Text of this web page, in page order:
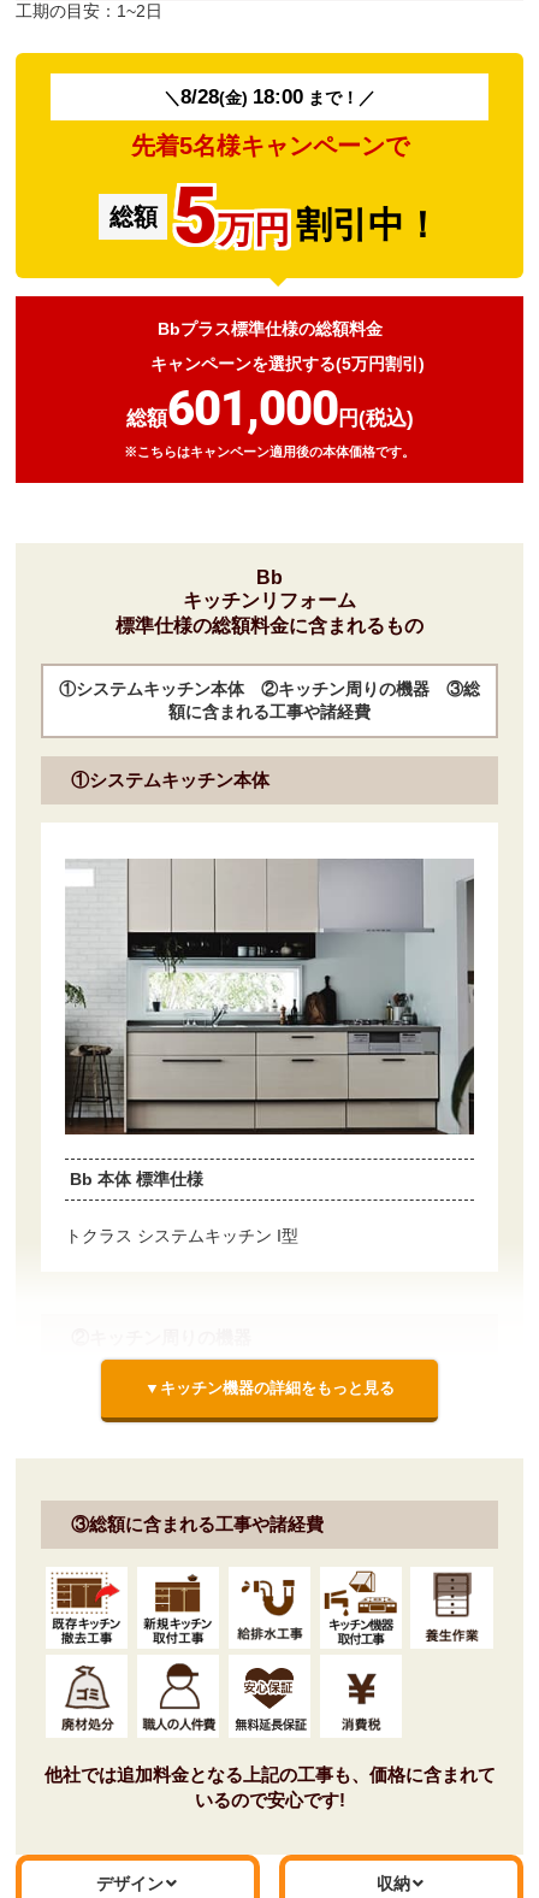
工期の目安：1~2日
＼8/28(金) 18:00 まで！／
先着5名様キャンペーンで
総額 5万円 割引中！
Bbプラス標準仕様の総額料金
キャンペーンを選択する(5万円割引)
総額601,000円(税込)
※こちらはキャンペーン適用後の本体価格です。
▼キッチン機器の詳細をもっと見る
Bb
キッチンリフォーム
標準仕様の総額料金に含まれるもの
①システムキッチン本体 ②キッチン周りの機器 ③総
額に含まれる工事や諸経費
①システムキッチン本体
Bb 本体 標準仕様
トクラス システムキッチン I型
扉カラー
グループ1
標準仕様モデル
ハンドル
バー取手 シルバー
標準仕様モデル
ワークトップ シンク
③総額に含まれる工事や諸経費
他社では追加料金となる上記の工事も、価格に含まれて
いるので安心です!
デザイン 収納